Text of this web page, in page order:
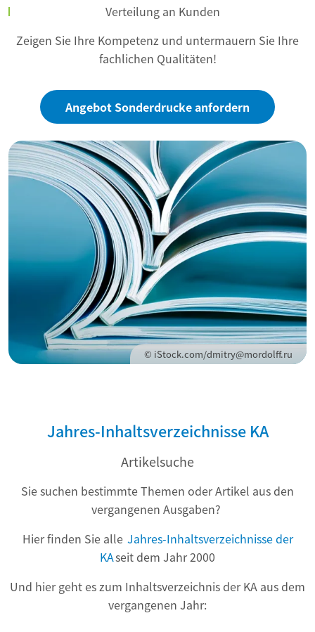
Verteilung an Kunden
Zeigen Sie Ihre Kompetenz und untermauern Sie Ihre
fachlichen Qualitäten!
Angebot Sonderdrucke anfordern
© iStock.com/dmitry@mordolff.ru
Jahres-Inhaltsverzeichnisse KA
Artikelsuche
Sie suchen bestimmte Themen oder Artikel aus den
vergangenen Ausgaben?
Hier finden Sie alle Jahres-Inhaltsverzeichnisse der
KAseit dem Jahr 2000
Und hier geht es zum Inhaltsverzeichnis der KA aus dem
vergangenen Jahr: